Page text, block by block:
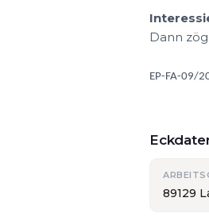
Dann
EP-FA-09/
89129